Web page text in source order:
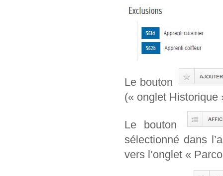
Le bouton
(« onglet Historique
Le bouton
sélectionné dans
vers l’onglet «